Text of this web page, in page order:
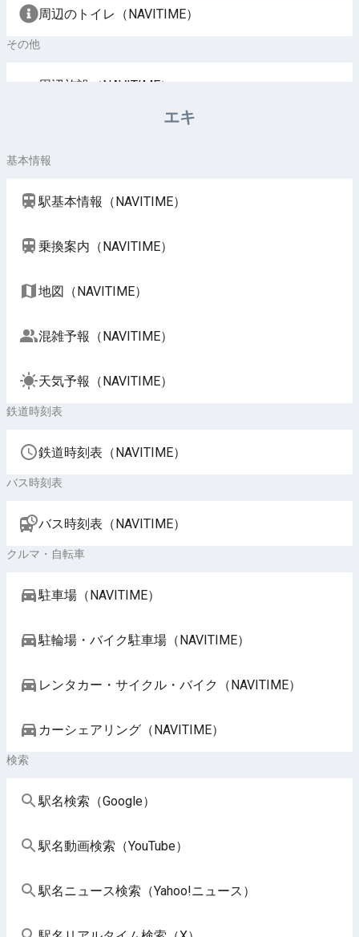
周辺のトイレ（NAVITIME）
その他
周辺施設（NAVITIME）
エキ
基本情報
駅基本情報（NAVITIME）
乗換案内（NAVITIME）
地図（NAVITIME）
混雑予報（NAVITIME）
天気予報（NAVITIME）
鉄道時刻表
鉄道時刻表（NAVITIME）
バス時刻表
バス時刻表（NAVITIME）
クルマ・自転車
駐車場（NAVITIME）
駐輪場・バイク駐車場（NAVITIME）
レンタカー・サイクル・バイク（NAVITIME）
カーシェアリング（NAVITIME）
検索
駅名検索（Google）
駅名動画検索（YouTube）
駅名ニュース検索（Yahoo!ニュース）